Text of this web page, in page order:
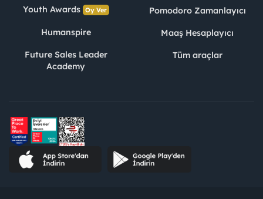
Youth Awards Oy Ver
Humanspire
Future Sales Leader
Academy
Pomodoro Zamanlayıcı
Maaş Hesaplayıcı
Tüm araçlar